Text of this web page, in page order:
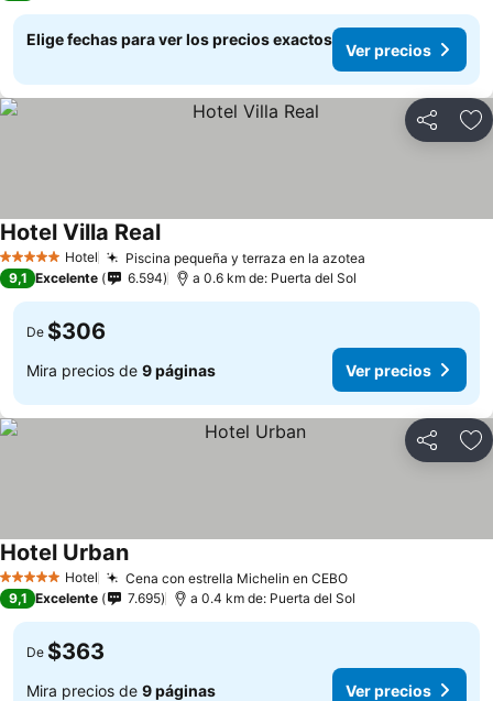
Elige fechas para ver los precios exactos
Ver precios
Compartir
5 Estrellas Hotel Piscina pequeña y terraza en la azotea
Hotel Villa RealVer precios
9,1 Excelente 6.594 a 0.6 km de: Puerta del Sol
De $306
Mira precios de 9 páginas Ver precios
Compartir
5 Estrellas Hotel Cena con estrella Michelin en CEBOVer precios
Hotel UrbanVer precios
9,1 Excelente 7.695 a 0.4 km de: Puerta del Sol
De $363
Mira precios de 9 páginas Ver precios